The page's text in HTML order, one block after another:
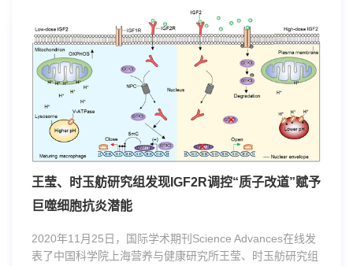
王莹、时玉舫研究组发现IGF2R调控“质子改道”赋予
巨噬细胞抗炎潜能
2020年11月25日，国际学术期刊Science Advances在线发
表了中国科学院上海营养与健康研究所王莹、时玉舫研究组